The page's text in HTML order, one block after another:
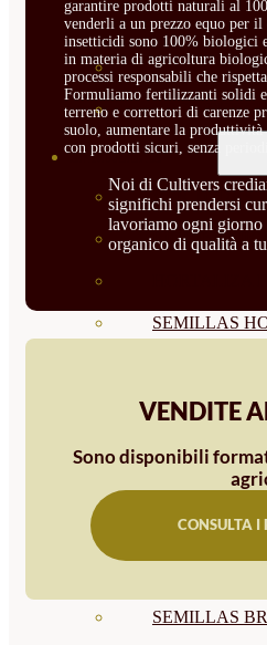
PLANTAS
PLANTAS
SEMILLAS
VER TODAS
SEMILLAS
SEMILLAS
SEMILLAS
SEMILLAS
COMESTIBLES
SEMILLAS
garantire prodotti naturali al
venderli a un prezzo equo per
insetticidi sono 100% biologici
in materia di agricoltura
processi responsabili che
Formuliamo fertilizzanti solidi
terreno e correttori di carenze
suolo, aumentare la
con prodotti sicuri, senza
Noi di Cultivers
significhi prendersi
lavoriamo ogni giorno
organico di qualità a
VENDITE
Sono disponibili
CONSULTA I